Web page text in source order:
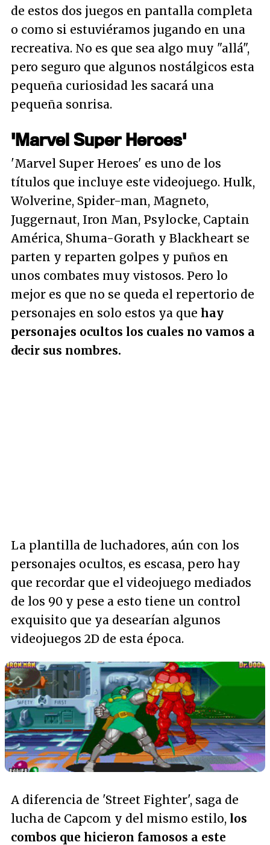
de estos dos juegos en pantalla completa
o como si estuviéramos jugando en una
recreativa. No es que sea algo muy "allá",
pero seguro que algunos nostálgicos esta
pequeña curiosidad les sacará una
pequeña sonrisa.
'Marvel Super Heroes'
'Marvel Super Heroes' es uno de los
títulos que incluye este videojuego. Hulk,
Wolverine, Spider-man, Magneto,
Juggernaut, Iron Man, Psylocke, Captain
América, Shuma-Gorath y Blackheart se
parten y reparten golpes y puños en
unos combates muy vistosos. Pero lo
mejor es que no se queda el repertorio de
personajes en solo estos ya que hay
personajes ocultos los cuales no vamos a
decir sus nombres.
La plantilla de luchadores, aún con los
personajes ocultos, es escasa, pero hay
que recordar que el videojuego mediados
de los 90 y pese a esto tiene un control
exquisito que ya desearían algunos
videojuegos 2D de esta época.
A diferencia de 'Street Fighter', saga de
lucha de Capcom y del mismo estilo, los
combos que hicieron famosos a este